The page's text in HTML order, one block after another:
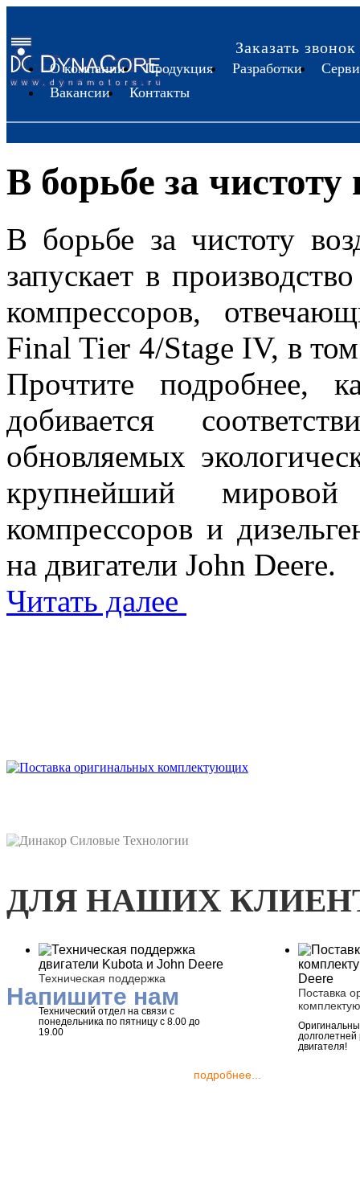
Заказать звонок
О компании Продукция Разработки
Вакансии
Контакты
В борьбе за чистоту
В борьбе за чистоту
запускает в
компрессоров,
Final Tier 4/Stage IV, в
Прочтите подробнее,
добивается
обновляемых
крупнейший мировой
компрессоров и
на двигатели John Deere.
Читать далее
ДЛЯ НАШИХ
Техническая поддержка
Технический отдел на связи с
понедельника по пятницу с 8.00 до
19.00
подробнее...
Поставка
двигателя!
Напишите нам